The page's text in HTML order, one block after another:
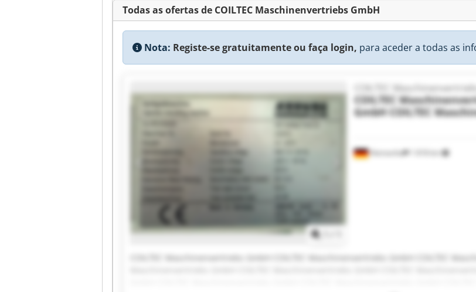
Todas as ofertas de COILTEC Maschinenvertriebs GmbH
Nota: Registe-se gratuitamente ou faça login, para aceder a todas as
Alemanha 1 818 km
COILTEC
COILTEC
GmbH COILTEC
COILTEC Maschinenvertriebs GmbH COILTEC Maschinenvertriebs GmbH COILTEC